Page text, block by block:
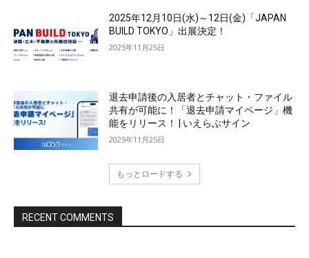
2025年12月10日(水)～12日(金)「JAPAN
BUILD TOKYO」出展決定！
2025年11月25日
退去申請後の入居者とチャット・ファイル
共有が可能に！「退去申請マイページ」機
能をリリース！ | いえらぶサイン
2025年11月25日
もっとロードする
RECENT COMMENTS